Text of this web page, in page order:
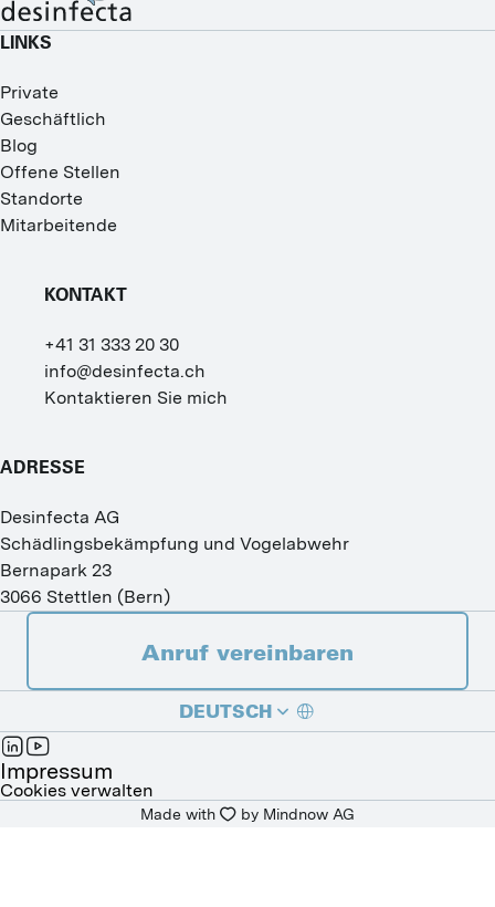
LINKS
Private
Geschäftlich
Blog
Offene Stellen
Standorte
Mitarbeitende
KONTAKT
+41 31 333 20 30
info@desinfecta.ch
Kontaktieren Sie mich
ADRESSE
Desinfecta AG
Schädlingsbekämpfung und Vogelabwehr
Bernapark 23
3066 Stettlen (Bern)
Anruf vereinbaren
DEUTSCH
ITALIANO
Impressum
Cookies verwalten
Made with by Mindnow AG